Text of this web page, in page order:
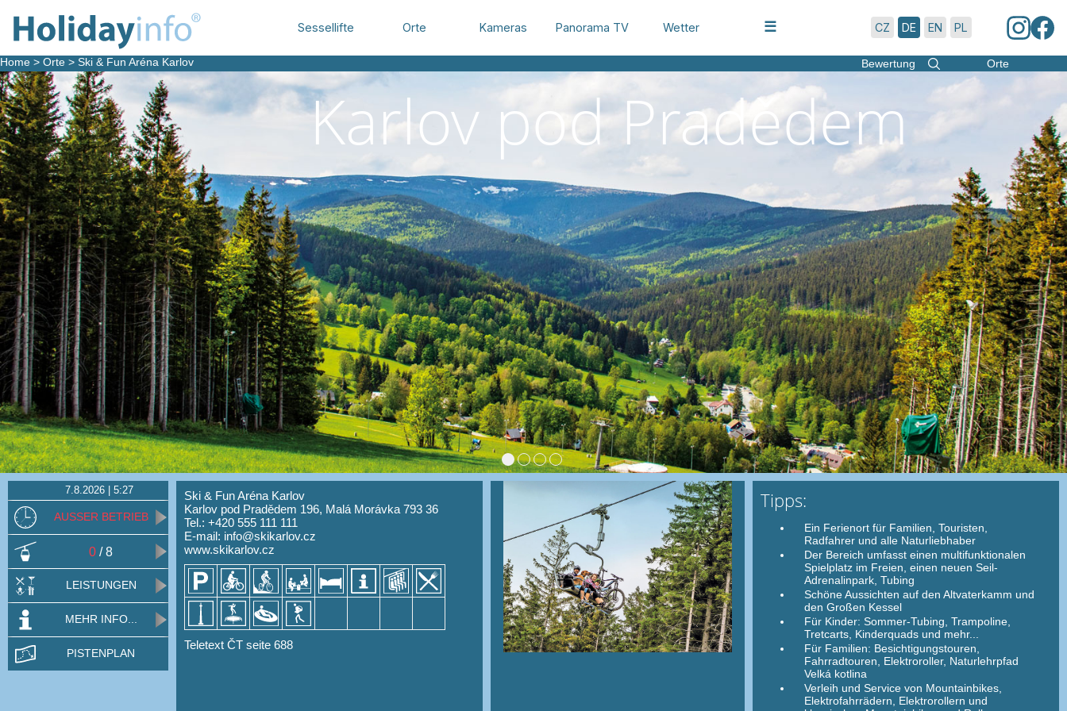
Sessellifte Orte Kameras Panorama TV Wetter ☰ CZ DE EN PL
Home > Orte > Ski & Fun Aréna Karlov Bewertung Orte
Karlov pod Pradědem
Ski & Fun Aréna Karlov
Karlov pod Pradědem 196, Malá Morávka 793 36
Tel.: +420 555 111 111
E-mail: info@skikarlov.cz
www.skikarlov.cz
Teletext ČT seite 688
Tipps:
Ein Ferienort für Familien, Touristen,
Radfahrer und alle Naturliebhaber
Der Bereich umfasst einen multifunktionalen
Spielplatz im Freien, einen neuen Seil-
Adrenalinpark, Tubing
Schöne Aussichten auf den Altvaterkamm und
den Großen Kessel
Für Kinder: Sommer-Tubing, Trampoline,
Tretcarts, Kinderquads und mehr...
Für Familien: Besichtigungstouren,
Fahrradtouren, Elektroroller, Naturlehrpfad
Velká kotlina
Verleih und Service von Mountainbikes,
Elektrofahrrädern, Elektrorollern und
7.8.2026 | 5:27
AUSSER BETRIEB
0 / 8
LEISTUNGEN
MEHR INFO...
PISTENPLAN